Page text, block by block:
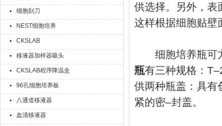
细胞刮刀
NEST细胞培养
CKSLAB
移液器加样器吸头
CKSLAB程序降温盒
96孔细胞培养板
八通道移液器
血清移液器
供选择。另外，表
这样根据细胞贴
细胞培养瓶可方
瓶有三种规格：
供两种瓶盖：具有
紧的密–封盖。